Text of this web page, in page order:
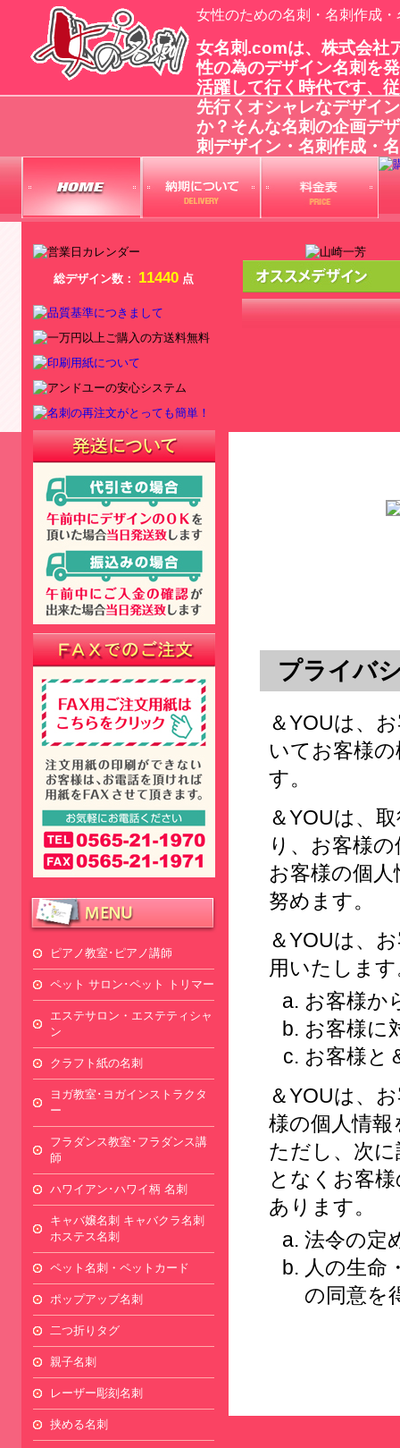
女性のための名刺・名刺作成
女名刺.comは、株式会社
性の為のデザイン名刺を
活躍して行く時代です、
先行くオシャレなデザイ
か？そんな名刺の企画デ
刺デザイン・名刺作成・
総デザイン数： 11440 点
ピアノ教室･ピアノ講師
ペット サロン･ペット トリマー
エステサロン・エステティシャ
ン
クラフト紙の名刺
ヨガ教室･ヨガインストラクタ
ー
フラダンス教室･フラダンス講
師
ハワイアン･ハワイ柄 名刺
キャバ嬢名刺 キャバクラ名刺
ホステス名刺
ペット名刺・ペットカード
ポップアップ名刺
二つ折りタグ
親子名刺
レーザー彫刻名刺
挟める名刺
プライバ
＆YOUは、
いてお客様
す。
＆YOUは、
り、お客様
お客様の個
努めます。
＆YOUは、
用いたしま
お客様か
お客様に
お客様と
＆YOUは、
様の個人情
ただし、次
となくお客
あります。
法令の定
人の生命
の同意を